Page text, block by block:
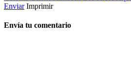
Enviar Imprimir
Envía tu comentario